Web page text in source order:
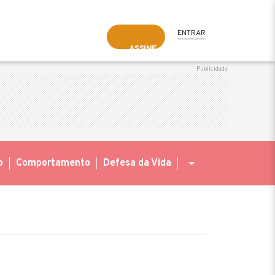
ASSINE
ENTRAR
Comportamento Defesa da Vida